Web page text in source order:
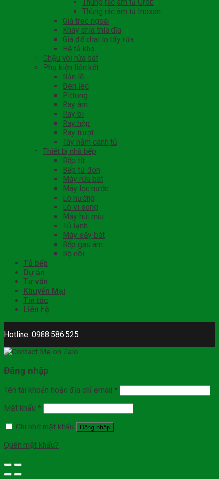
Thùng rác âm tủ Grob
Thùng rác âm tủ Inoxen
Giá treo ngoài
Khay chia thìa dĩa
Giá để chai lọ tẩy rửa
Hệ tủ kho
Chậu vòi rửa bát
Phụ kiện liên kết
Bản lề
Đèn led
Pittong
Ray âm
Ray bi
Ray hộp
Ray trượt
Tay nắm cánh tủ
Thiết bị nhà bếp
Bếp từ
Bếp từ đơn
Máy rửa bát
Máy lọc nước
Lò nướng
Lò vi sóng
Máy hút mùi
Tủ lạnh
Máy sấy bát
Bếp gas âm
Bộ nồi
Tủ bếp
Dự án
Tư vấn
Khuyến Mại
Tin tức
Liên hệ
Hotline: 0988.586.525
Đăng nhập
Tên tài khoản hoặc địa chỉ email *
Mật khẩu *
Ghi nhớ mật khẩu
Đăng nhập
Quên mật khẩu?